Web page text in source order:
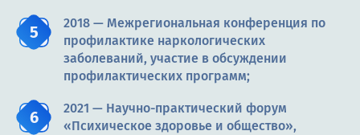
2018 — Межрегиональная конференция по
профилактике наркологических
заболеваний, участие в обсуждении
профилактических программ;
2021 — Научно-практический форум
«Психическое здоровье и общество»,